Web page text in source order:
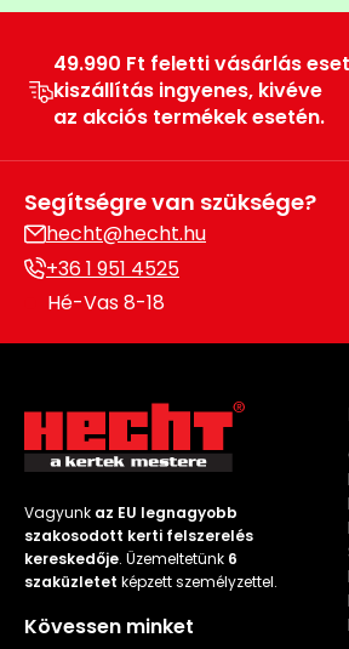
49.990 Ft feletti vásárlás
kiszállítás ingyenes, kivéve
az akciós termékek esetén.
Segítségre van szüksége?
hecht@hecht.hu
+36 1 951 4525
Hé-Vas 8-18
Vagyunk az EU legnagyobb
szakosodott kerti felszerelés
kereskedője. Üzemeltetünk 6
szaküzletet képzett személyzettel.
Kövessen minket